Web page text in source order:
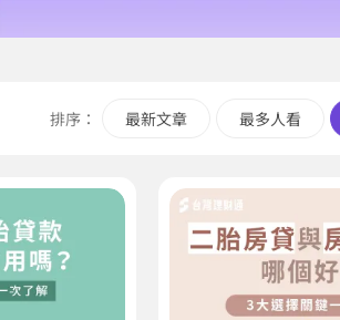
排序： 最新文章 最多人看